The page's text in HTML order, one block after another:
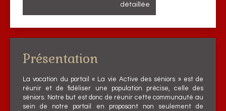
détaillée
Présentation
La vocation du portail « La vie Active des séniors » est de
réunir et de fidéliser une population précise, celle des
séniors. Notre but est donc de réunir cette communauté au
sein de notre portail en proposant non seulement de